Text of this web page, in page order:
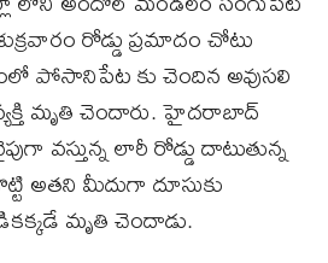
రోడ్డు ప్రమాదం చోటు
పోసానిపేట కు చెందిన అవుసలి
మృతి చెందారు. హైదరాబాద్
వస్తున్న లారీ రోడ్డు దాటుతున్న
అతని మీదుగా దూసుకు
మృతి చెందాడు.